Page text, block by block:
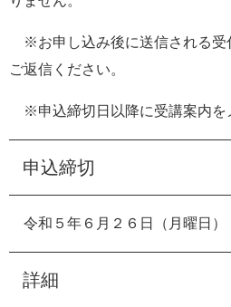
※お申し込み後に送信される受
ご返信ください。
※申込締切日以降に受講案内を
申込締切
令和５年６月２６日（月曜日）
詳細